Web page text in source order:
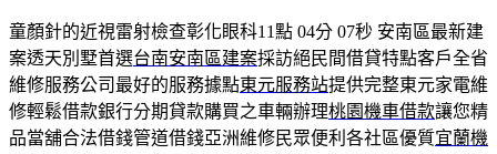
童顏針的近視雷射檢查彰化眼科11點 04分 07秒 安南區最新建
案透天別墅首選台南安南區建案採訪絕民間借貸特點客戶全省
維修服務公司最好的服務據點東元服務站提供完整東元家電維
修輕鬆借款銀行分期貸款購買之車輛辦理桃園機車借款讓您精
品當舖合法借錢管道借錢亞洲維修民眾便利各社區優質宜蘭機